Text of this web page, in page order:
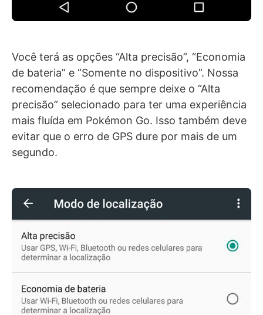
Você terá as opções “Alta precisão”, “Economia
de bateria” e “Somente no dispositivo”. Nossa
recomendação é que sempre deixe o “Alta
precisão” selecionado para ter uma experiência
mais fluída em Pokémon Go. Isso também deve
evitar que o erro de GPS dure por mais de um
segundo.